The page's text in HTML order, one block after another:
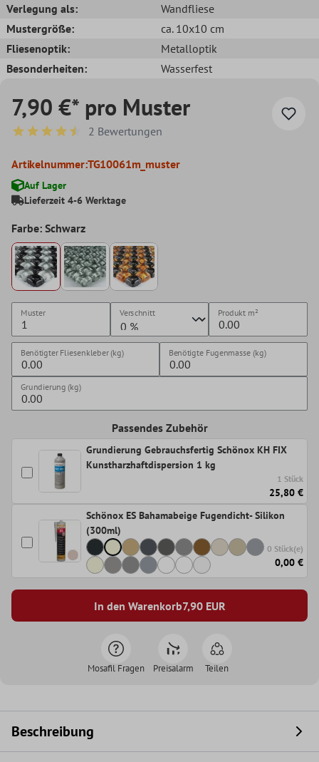
Verlegung als:
Wandfliese
Mustergröße:
ca. 10x10 cm
Fliesenoptik:
Metalloptik
Besonderheiten:
Wasserfest
7,90 €* pro Muster
Durchschnittliche Bewertung von 4.5 von 5 Sternen
2 Bewertungen
Artikelnummer:TG10061m_muster
Auf Lager
Lieferzeit 4-6 Werktage
Farbe: Schwarz
Muster Verschnitt Produkt m²
Benötigter Fliesenkleber (kg) Benötigte Fugenmasse (kg)
Grundierung (kg)
Passendes Zubehör
Grundierung Gebrauchsfertig Schönox KH FIX
Kunstharzhaftdispersion 1 kg
1 Stück
25,80 €
Schönox ES Bahamabeige Fugendicht- Silikon
(300ml)
0 Stück(e)
0,00 €
In den Warenkorb7,90EUR
Mosafil Fragen Preisalarm Teilen
Beschreibung